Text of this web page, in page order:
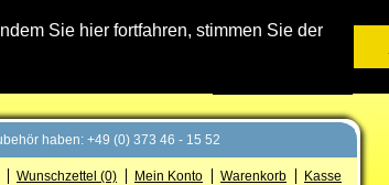
Sie hier fortfahren, stimmen Sie der
Warenkorb
haben: +49 (0) 373 46 - 15 52
Wunschzettel (0) Mein Konto Warenkorb Kasse